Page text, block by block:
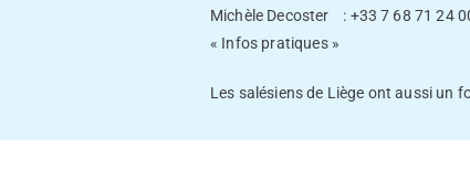
Michèle Decoster : +33 7 68 71 24
« Infos pratiques »
Les salésiens de Liège ont aussi un